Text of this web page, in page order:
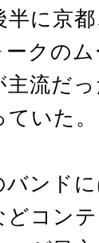
に京
クの
流だ
いた。
バンド
コン